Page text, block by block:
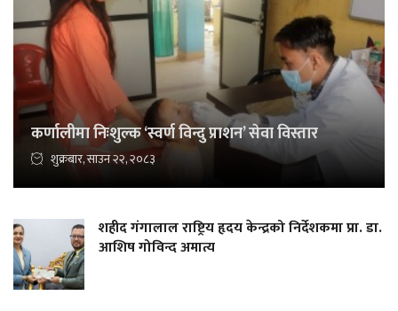
कर्णालीमा निःशुल्क ‘स्वर्ण विन्दु प्राशन’ सेवा विस्तार
शुक्रबार, साउन २२, २०८३
शहीद गंगालाल राष्ट्रिय हृदय केन्द्रको निर्देशकमा प्रा. डा.
आशिष गोविन्द अमात्य